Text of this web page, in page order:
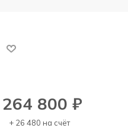
264 800 ₽
+ 26 480 на счёт